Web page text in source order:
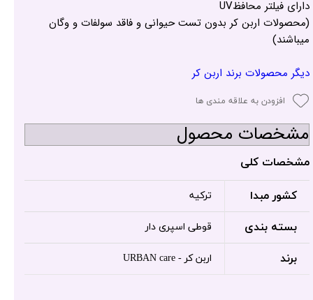
دارای فیلتر محافظUV
(محصولات اربن کر بدون تست حیوانی و فاقد سولفات و وگان
میباشند)
دیگر محصولات برند اربن کر
افزودن به علاقه مندی ها
مشخصات محصول
مشخصات کلی
کشور مبدا ترکیه
بسته بندی قوطی اسپری دار
برند اربن کر - URBAN care